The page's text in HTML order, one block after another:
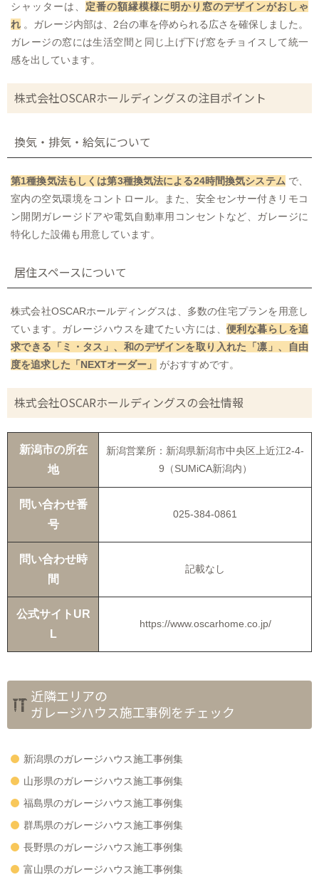
シャッターは、 定番の額縁模様に明かり窓のデザインがおしゃ
れ 。ガレージ内部は、2台の車を停められる広さを確保しました。
ガレージの窓には生活空間と同じ上げ下げ窓をチョイスして統一
感を出しています。
株式会社OSCARホールディングスの注目ポイント
換気・排気・給気について
第1種換気法もしくは第3種換気法による24時間換気システム で、
室内の空気環境をコントロール。また、安全センサー付きリモコ
ン開閉ガレージドアや電気自動車用コンセントなど、ガレージに
特化した設備も用意しています。
居住スペースについて
株式会社OSCARホールディングスは、多数の住宅プランを用意し
ています。ガレージハウスを建てたい方には、 便利な暮らしを追
求できる「ミ・タス」、和のデザインを取り入れた「凛」、自由
度を追求した「NEXTオーダー」
がおすすめです。
株式会社OSCARホールディングスの会社情報
新潟市の所在
地
新潟営業所：新潟県新潟市中央区上近江2-4-
9（SUMiCA新潟内）
問い合わせ番
号
025-384-0861
問い合わせ時
間
記載なし
公式サイトUR
L
https://www.oscarhome.co.jp/
近隣エリアの
ガレージハウス施工事例をチェック
新潟県のガレージハウス施工事例集
山形県のガレージハウス施工事例集
福島県のガレージハウス施工事例集
群馬県のガレージハウス施工事例集
長野県のガレージハウス施工事例集
富山県のガレージハウス施工事例集